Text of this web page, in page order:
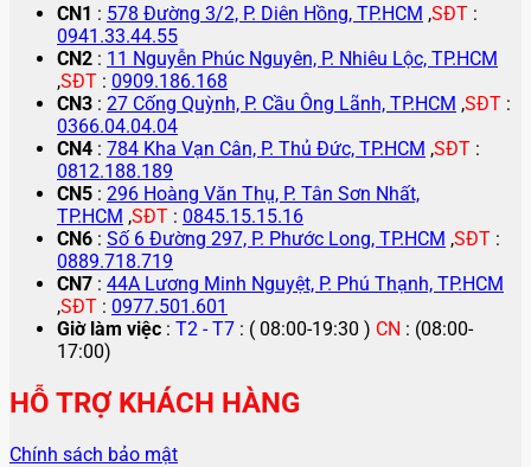
CN1 : 578 Đường 3/2, P. Diên Hồng, TP.HCM ,SĐT :
0941.33.44.55
CN2 : 11 Nguyễn Phúc Nguyên, P. Nhiêu Lộc, TP.HCM
,SĐT : 0909.186.168
CN3 : 27 Cống Quỳnh, P. Cầu Ông Lãnh, TP.HCM ,SĐT :
0366.04.04.04
CN4 : 784 Kha Vạn Cân, P. Thủ Đức, TP.HCM ,SĐT :
0812.188.189
CN5 : 296 Hoàng Văn Thụ, P. Tân Sơn Nhất,
TP.HCM ,SĐT : 0845.15.15.16
CN6 : Số 6 Đường 297, P. Phước Long, TP.HCM ,SĐT :
0889.718.719
CN7 : 44A Lương Minh Nguyệt, P. Phú Thạnh, TP.HCM
,SĐT : 0977.501.601
Giờ làm việc : T2 - T7 : ( 08:00-19:30 ) CN : (08:00-
17:00)
HỖ TRỢ KHÁCH HÀNG
Chính sách bảo mật